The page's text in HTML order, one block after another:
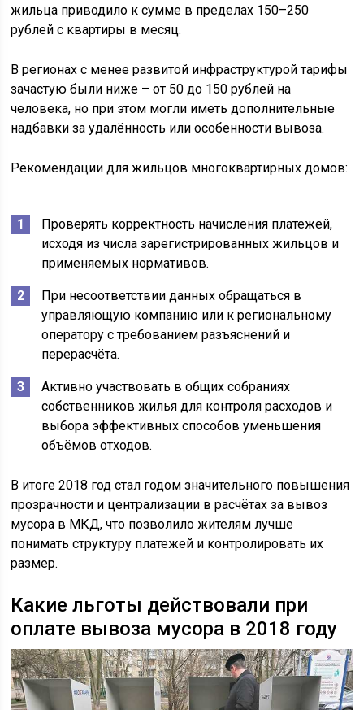
жильца приводило к сумме в пределах 150–250
рублей с квартиры в месяц.
В регионах с менее развитой инфраструктурой тарифы
зачастую были ниже – от 50 до 150 рублей на
человека, но при этом могли иметь дополнительные
надбавки за удалённость или особенности вывоза.
Рекомендации для жильцов многоквартирных домов:
Проверять корректность начисления платежей,
исходя из числа зарегистрированных жильцов и
применяемых нормативов.
При несоответствии данных обращаться в
управляющую компанию или к региональному
оператору с требованием разъяснений и
перерасчёта.
Активно участвовать в общих собраниях
собственников жилья для контроля расходов и
выбора эффективных способов уменьшения
объёмов отходов.
В итоге 2018 год стал годом значительного повышения
прозрачности и централизации в расчётах за вывоз
мусора в МКД, что позволило жителям лучше
понимать структуру платежей и контролировать их
размер.
Какие льготы действовали при
оплате вывоза мусора в 2018 году